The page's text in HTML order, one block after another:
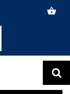
shopping_basket